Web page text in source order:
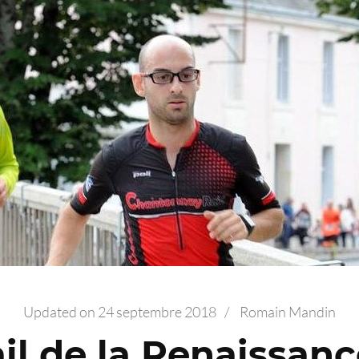
Updated on 24 septembre 2018 / Romain Mandin